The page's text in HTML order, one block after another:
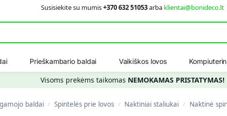
Susisiekite su mumis+370 632 51053arba klientai@bonideco.lt
Prieškambario baldai Vaikiškos lovos
Visoms prekėms taikomas NEMOKAMAS PRISTATYMAS!
baldai / Spintelės prie lovos / Naktiniai staliukai / Naktinė